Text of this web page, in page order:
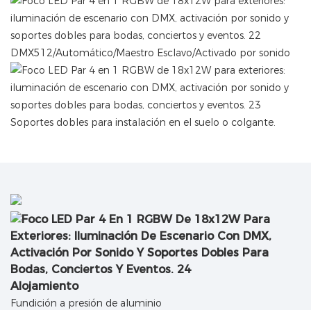
DMX512/Automático/Maestro Esclavo/Activado por sonido
Soportes dobles para instalación en el suelo o colgante.
Alojamiento
Fundición a presión de aluminio